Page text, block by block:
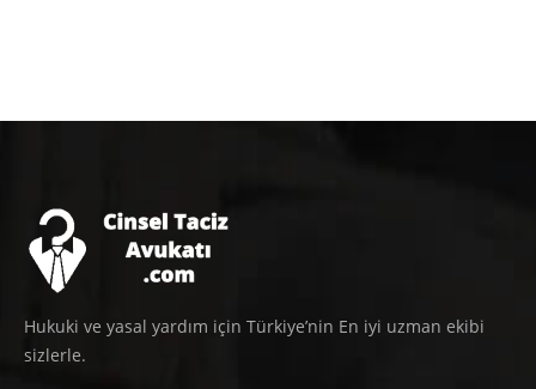
Hukuki ve yasal yardım için Türkiye’nin En iyi uzman ekibi
sizlerle.